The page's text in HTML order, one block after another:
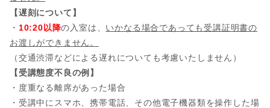
【遅刻について】
・ 10:20以降の入室は、 いかなる場合であっても受講証明書の
お渡しができません。
（交通渋滞などによる遅れについても考慮いたしません）
【受講態度不良の例】
・度重なる離席があった場合
・受講中にスマホ、携帯電話、その他電子機器類を操作した場